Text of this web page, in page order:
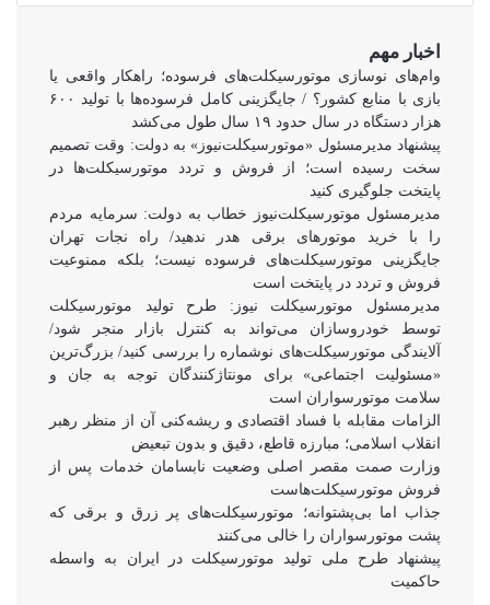
اخبار مهم
وام‌های نوسازی موتورسیکلت‌های فرسوده؛ راهکار واقعی یا
بازی با منابع کشور؟ / جایگزینی کامل فرسوده‌ها با تولید ۶۰۰
هزار دستگاه در سال حدود ۱۹ سال طول می‌کشد
پیشنهاد مدیرمسئول «موتورسیکلت‌نیوز» به دولت: وقت تصمیم
سخت رسیده است؛ از فروش و تردد موتورسیکلت‌ها در
پایتخت جلوگیری کنید
مدیرمسئول موتورسیکلت‌نیوز خطاب به دولت: سرمایه مردم
را با خرید موتورهای برقی هدر ندهید/ راه نجات تهران
جایگزینی موتورسیکلت‌های فرسوده نیست؛ بلکه ممنوعیت
فروش و تردد در پایتخت است
مدیرمسئول موتورسیکلت نیوز: طرح تولید موتورسیکلت
توسط خودروسازان می‌تواند به کنترل بازار منجر شود/
آلایندگی موتورسیکلت‌های نوشماره را بررسی کنید/ بزرگ‌ترین
«مسئولیت اجتماعی» برای مونتاژکنندگان توجه به جان و
سلامت موتورسواران است
الزامات مقابله با فساد اقتصادی و ریشه‌کنی آن از منظر رهبر
انقلاب اسلامی؛ مبارزه قاطع، دقیق و بدون تبعیض
وزارت صمت مقصر اصلی وضعیت نابسامان خدمات پس از
فروش موتورسیکلت‌هاست
جذاب اما بی‌پشتوانه؛ موتورسیکلت‌های پر زرق‌ و برقی که
پشت موتورسواران را خالی می‌کنند
پیشنهاد طرح ملی تولید موتورسیکلت در ایران به واسطه
حاکمیت